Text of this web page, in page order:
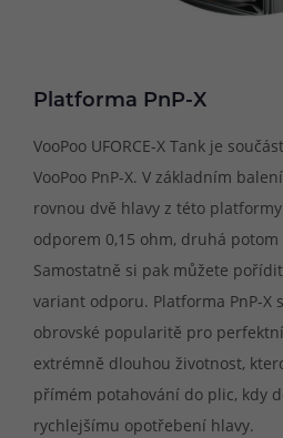
Platforma PnP-X
VooPoo UFORCE-X Tank je
VooPoo PnP-X. V základním
rovnou dvě hlavy z této
odporem 0,15 ohm, druhá
Samostatně si pak můžete
variant odporu. Platforma PnP-X
obrovské popularitě pro
extrémně dlouhou životnost,
přímém potahování do plic, kdy
rychlejšímu opotřebení hlavy.